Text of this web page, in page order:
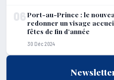
06Port-au-Prince : le
redonner un visage
fêtes de fin d’année
30 Déc 2024